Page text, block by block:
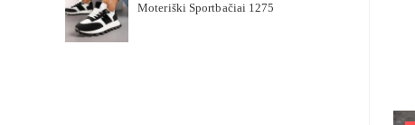
Moteriški Sportbačiai 1275